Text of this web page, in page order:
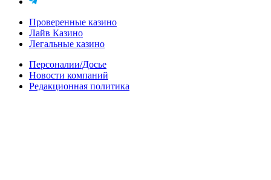
Проверенные казино
Лайв Казино
Легальные казино
Персоналии/Досье
Новости компаний
Редакционная политика